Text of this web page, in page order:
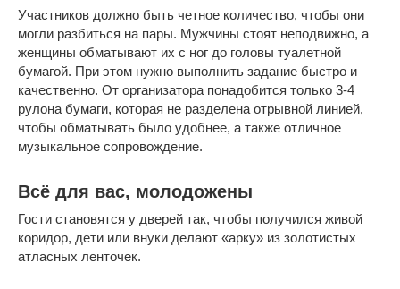
Участников должно быть четное количество, чтобы они
могли разбиться на пары. Мужчины стоят неподвижно, а
женщины обматывают их с ног до головы туалетной
бумагой. При этом нужно выполнить задание быстро и
качественно. От организатора понадобится только 3-4
рулона бумаги, которая не разделена отрывной линией,
чтобы обматывать было удобнее, а также отличное
музыкальное сопровождение.
Всё для вас, молодожены
Гости становятся у дверей так, чтобы получился живой
коридор, дети или внуки делают «арку» из золотистых
атласных ленточек.